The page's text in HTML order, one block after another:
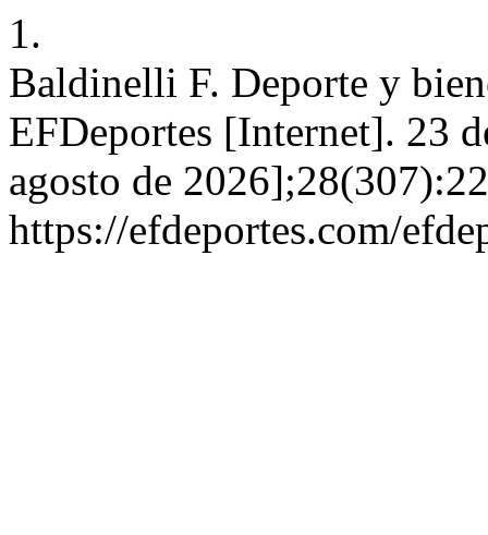
1.
Baldinelli F. Deporte y
EFDeportes [Internet]. 23
agosto de
https://efdeportes.com/